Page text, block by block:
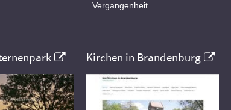
Vergangenheit
Kirchen in Brandenburg